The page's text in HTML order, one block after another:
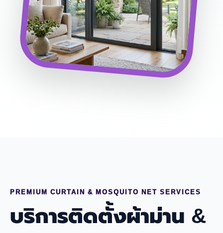
PREMIUM CURTAIN & MOSQUITO NET SERVICES
บริการติดตั้งผ้าม่าน &